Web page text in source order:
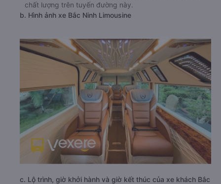
chất lượng trên tuyến đường này.
b. Hình ảnh xe Bắc Ninh Limousine
c. Lộ trình, giờ khởi hành và giờ kết thúc của xe khách Bắc